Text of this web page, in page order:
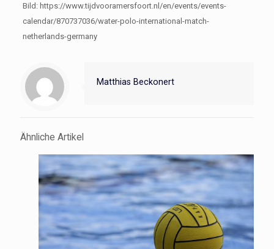
Bild: https://www.tijdvooramersfoort.nl/en/events/events-
calendar/870737036/water-polo-international-match-
netherlands-germany
Matthias Beckonert
Ähnliche Artikel